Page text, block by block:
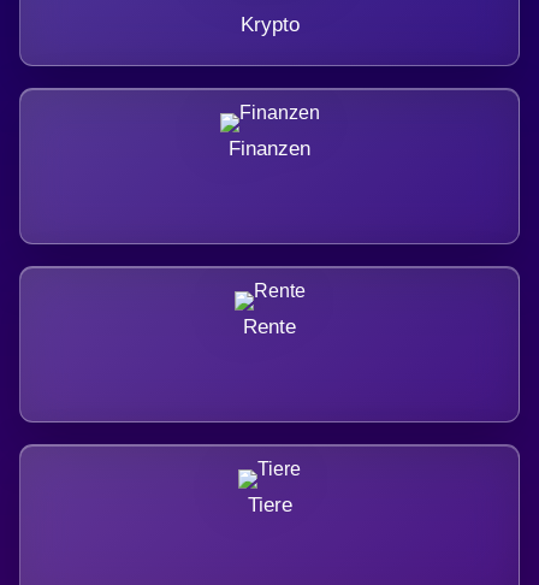
Krypto
Finanzen
Rente
Tiere